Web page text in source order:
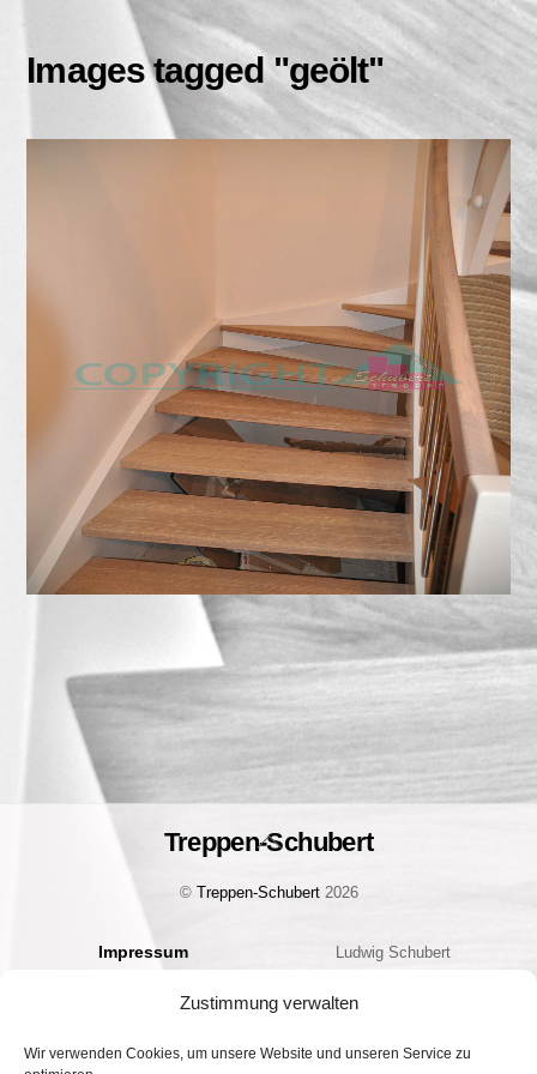
Zustimmung verwalten
Wir verwenden Cookies, um unsere Website und unseren Service zu
contentImages tagged "geölt"
Back
Top
Treppen-Schubert
© Treppen-Schubert2026
Impressum
Cookie-Richtlinie (EU)
Kontakt
Ludwig Schubert
Geschäftsführer: Christian
Schubert